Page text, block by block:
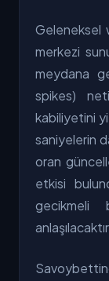
Geleneksel
merkezi
meydana
spikes)
kabiliyetini
saniyelerin
oran
etkisi
gecikmeli